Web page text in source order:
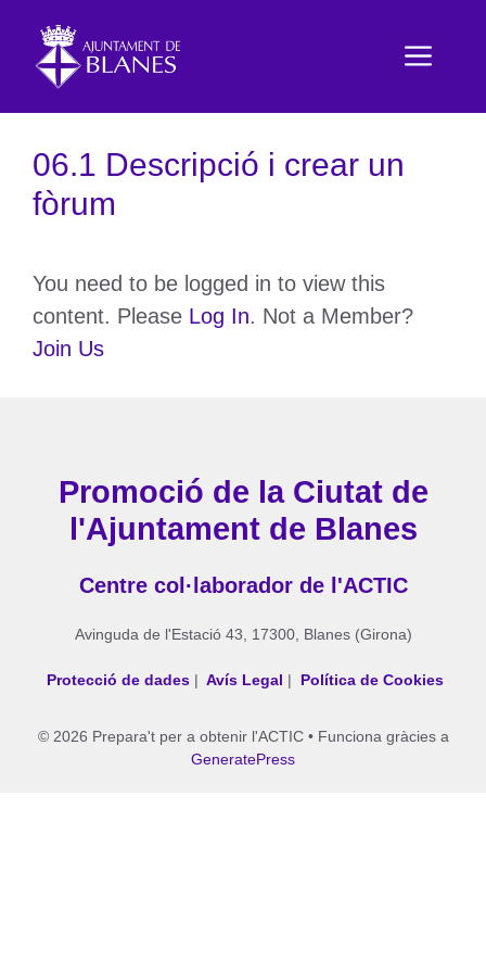
contingut
06.1 Descripció i crear un
fòrum
You need to be logged in to view this
content. Please Log In. Not a Member?
Join Us
Promoció de la Ciutat de
l'Ajuntament de Blanes
Centre col·laborador de l'ACTIC
Avinguda de l'Estació 43, 17300, Blanes (Girona)
Protecció de dades | Avís Legal | Política de Cookies
© 2026 Prepara't per a obtenir l'ACTIC• Funciona gràcies a
GeneratePress